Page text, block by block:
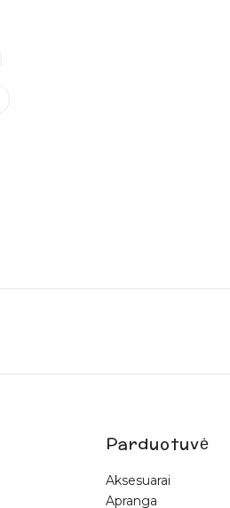
Parduotuvė
Aksesuarai
Apranga